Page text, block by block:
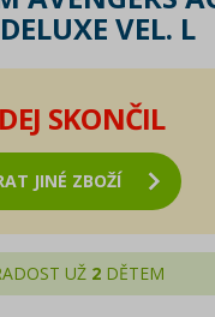
VEL. L
SKONČIL
JINÉ ZBOŽÍ
UŽ 2DĚTEM